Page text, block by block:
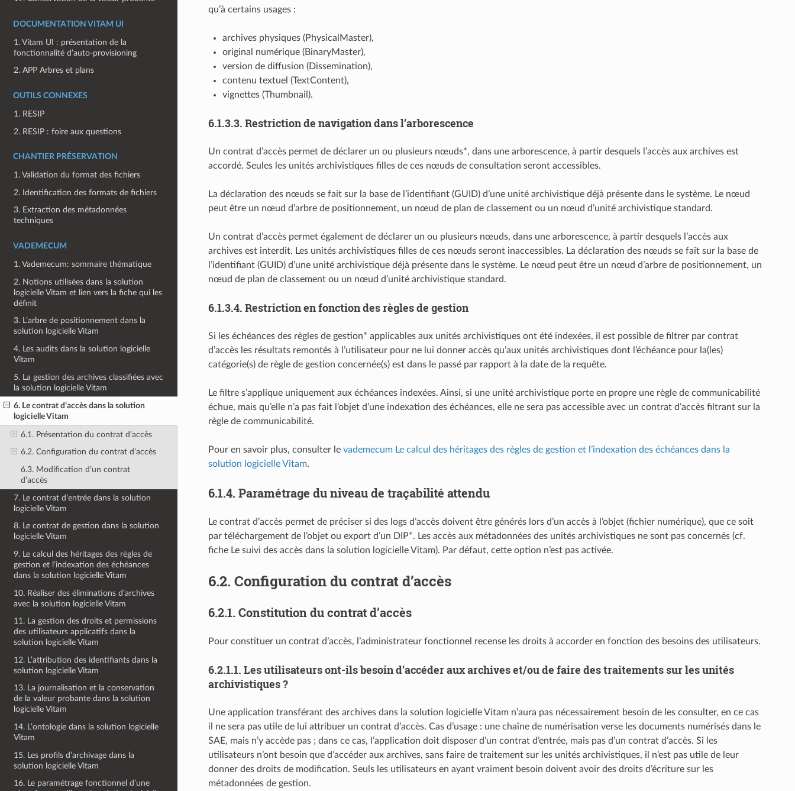
DOCUMENTATION VITAM UI
1. Vitam UI : présentation de la
fonctionnalité d’auto-provisioning
2. APP Arbres et plans
OUTILS CONNEXES
1. RESIP
2. RESIP : foire aux questions
CHANTIER PRÉSERVATION
1. Validation du format des fichiers
2. Identification des formats de fichiers
3. Extraction des métadonnées
techniques
VADEMECUM
1. Vademecum: sommaire thématique
2. Notions utilisées dans la solution
logicielle Vitam et lien vers la fiche qui les
définit
3. L’arbre de positionnement dans la
solution logicielle Vitam
4. Les audits dans la solution logicielle
Vitam
5. La gestion des archives classifiées avec
la solution logicielle Vitam
6. Le contrat d’accès dans la solution
logicielle Vitam
6.1. Présentation du contrat d’accès
6.2. Configuration du contrat d’accès
6.3. Modification d’un contrat
d’accès
7. Le contrat d’entrée dans la solution
logicielle Vitam
8. Le contrat de gestion dans la solution
logicielle Vitam
9. Le calcul des héritages des règles de
gestion et l’indexation des échéances
dans la solution logicielle Vitam
10. Réaliser des éliminations d’archives
avec la solution logicielle Vitam
11. La gestion des droits et permissions
des utilisateurs applicatifs dans la
solution logicielle Vitam
12. L’attribution des identifiants dans la
solution logicielle Vitam
13. La journalisation et la conservation
de la valeur probante dans la solution
logicielle Vitam
14. L’ontologie dans la solution logicielle
Vitam
15. Les profils d’archivage dans la
solution logicielle Vitam
16. Le paramétrage fonctionnel d’une
qu’à certains usages :
archives physiques (PhysicalMaster),
original numérique (BinaryMaster),
version de diffusion (Dissemination),
contenu textuel (TextContent),
vignettes (Thumbnail).
6.1.3.3. Restriction de navigation dans l’arborescence
Un contrat d’accès permet de déclarer un ou plusieurs nœuds*, dans une arborescence, à partir desquels l’accès aux archives est
accordé. Seules les unités archivistiques filles de ces nœuds de consultation seront accessibles.
La déclaration des nœuds se fait sur la base de l’identifiant (GUID) d’une unité archivistique déjà présente dans le système. Le nœud
peut être un nœud d’arbre de positionnement, un nœud de plan de classement ou un nœud d’unité archivistique standard.
Un contrat d’accès permet également de déclarer un ou plusieurs nœuds, dans une arborescence, à partir desquels l’accès aux
archives est interdit. Les unités archivistiques filles de ces nœuds seront inaccessibles. La déclaration des nœuds se fait sur la base de
l’identifiant (GUID) d’une unité archivistique déjà présente dans le système. Le nœud peut être un nœud d’arbre de positionnement, un
nœud de plan de classement ou un nœud d’unité archivistique standard.
6.1.3.4. Restriction en fonction des règles de gestion
Si les échéances des règles de gestion* applicables aux unités archivistiques ont été indexées, il est possible de filtrer par contrat
d’accès les résultats remontés à l’utilisateur pour ne lui donner accès qu’aux unités archivistiques dont l’échéance pour la(les)
catégorie(s) de règle de gestion concernée(s) est dans le passé par rapport à la date de la requête.
Le filtre s’applique uniquement aux échéances indexées. Ainsi, si une unité archivistique porte en propre une règle de communicabilité
échue, mais qu’elle n’a pas fait l’objet d’une indexation des échéances, elle ne sera pas accessible avec un contrat d’accès filtrant sur la
règle de communicabilité.
Pour en savoir plus, consulter le vademecum Le calcul des héritages des règles de gestion et l’indexation des échéances dans la
solution logicielle Vitam.
6.1.4. Paramétrage du niveau de traçabilité attendu
Le contrat d’accès permet de préciser si des logs d’accès doivent être générés lors d’un accès à l’objet (fichier numérique), que ce soit
par téléchargement de l’objet ou export d’un DIP*. Les accès aux métadonnées des unités archivistiques ne sont pas concernés (cf.
fiche Le suivi des accès dans la solution logicielle Vitam). Par défaut, cette option n’est pas activée.
6.2. Configuration du contrat d’accès
6.2.1. Constitution du contrat d’accès
Pour constituer un contrat d’accès, l’administrateur fonctionnel recense les droits à accorder en fonction des besoins des utilisateurs.
6.2.1.1. Les utilisateurs ont-ils besoin d’accéder aux archives et/ou de faire des traitements sur les unités
archivistiques ?
Une application transférant des archives dans la solution logicielle Vitam n’aura pas nécessairement besoin de les consulter, en ce cas
il ne sera pas utile de lui attribuer un contrat d’accès. Cas d’usage : une chaîne de numérisation verse les documents numérisés dans le
SAE, mais n’y accède pas ; dans ce cas, l’application doit disposer d’un contrat d’entrée, mais pas d’un contrat d’accès. Si les
utilisateurs n’ont besoin que d’accéder aux archives, sans faire de traitement sur les unités archivistiques, il n’est pas utile de leur
donner des droits de modification. Seuls les utilisateurs en ayant vraiment besoin doivent avoir des droits d’écriture sur les
métadonnées de gestion.